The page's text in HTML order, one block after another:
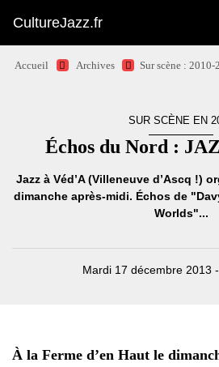
CultureJazz.fr
Accueil Archives Sur scène : 2010-
SUR SCÈNE EN
Échos du Nord :
Jazz à Véd’A (Villeneuve d’Ascq !)
dimanche après-midi. Échos de
Worlds"...
Mardi 17 décembre 2013 -
À la Ferme d’en Haut le